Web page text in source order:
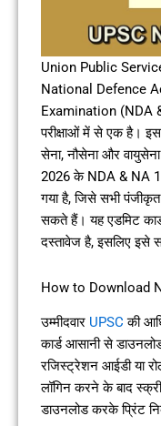
Union Public
National Defence
Examination (NDA &
परीक्षाओं में से एक है। इस
सेना, नौसेना और
2026 के NDA & NA 1
गया है, जिसे सभी
सकते हैं। यह एडमिट कार्ड
दस्तावेज है, इसलिए इसे
How to Download
उम्मीदवार UPSC की
कार्ड आसानी से
रजिस्ट्रेशन आईडी या
लॉगिन करने के बाद
डाउनलोड करके प्रिंट